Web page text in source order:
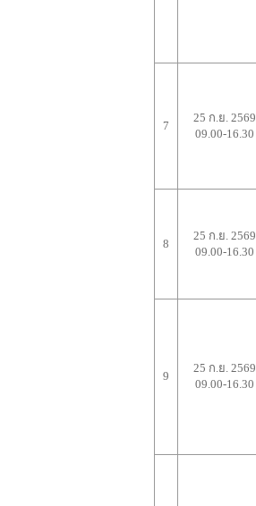
7
25 ก.ย. 2569
09.00-16.30
8
25 ก.ย. 2569
09.00-16.30
9
25 ก.ย. 2569
09.00-16.30